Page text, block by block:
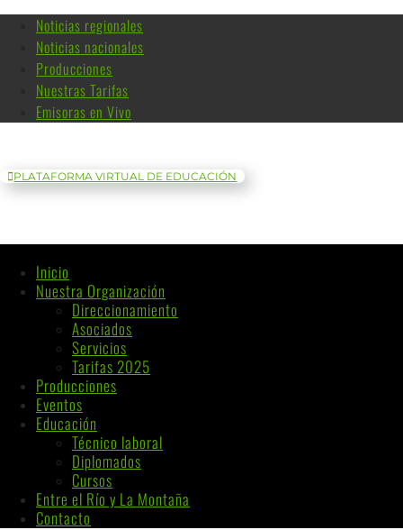
Noticias regionales
Noticias nacionales
Producciones
Nuestras Tarifas
Emisoras en Vivo
PLATAFORMA VIRTUAL DE EDUCACIÓN
Inicio
Nuestra Organización
Direccionamiento
Asociados
Servicios
Tarifas 2025
Producciones
Eventos
Educación
Técnico laboral
Diplomados
Cursos
Entre el Río y La Montaña
Contacto